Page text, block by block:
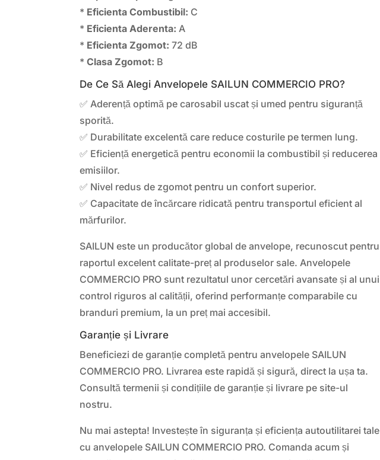
* Eficienta Combustibil: C
* Eficienta Aderenta: A
* Eficienta Zgomot: 72 dB
*Clasa Zgomot: B
De Ce Să Alegi Anvelopele SAILUN COMMERCIO PRO?
✅ Aderență optimă pe carosabil uscat și umed pentru siguranță
sporită.
✅ Durabilitate excelentă care reduce costurile pe termen lung.
✅ Eficiență energetică pentru economii la combustibil și reducerea
emisiilor.
✅ Nivel redus de zgomot pentru un confort superior.
✅ Capacitate de încărcare ridicată pentru transportul eficient al
mărfurilor.
SAILUN este un producător global de anvelope, recunoscut pentru
raportul excelent calitate-preț al produselor sale. Anvelopele
COMMERCIO PRO sunt rezultatul unor cercetări avansate și al unui
control riguros al calității, oferind performanțe comparabile cu
branduri premium, la un preț mai accesibil.
Garanție și Livrare
Beneficiezi de garanție completă pentru anvelopele SAILUN
COMMERCIO PRO. Livrarea este rapidă și sigură, direct la ușa ta.
Consultă termenii și condițiile de garanție și livrare pe site-ul
nostru.
Nu mai astepta! Investește în siguranța și eficiența autoutilitarei tale
cu anvelopele SAILUN COMMERCIO PRO. Comanda acum și